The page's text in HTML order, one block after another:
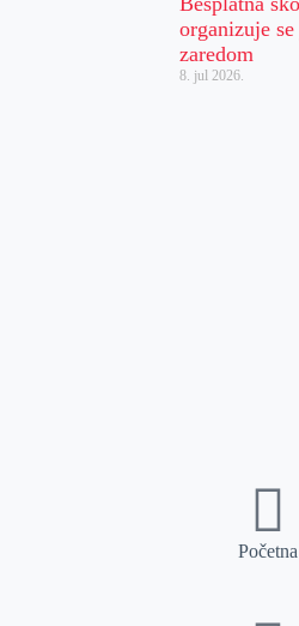
organizuje
zaredom
8. jul 2026.
Početna